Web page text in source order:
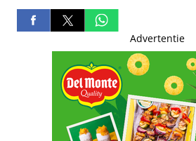
Advertentie